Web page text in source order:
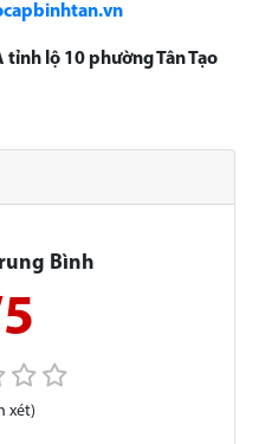
lộ 10 phường Tân Tạo
Bình
xét)